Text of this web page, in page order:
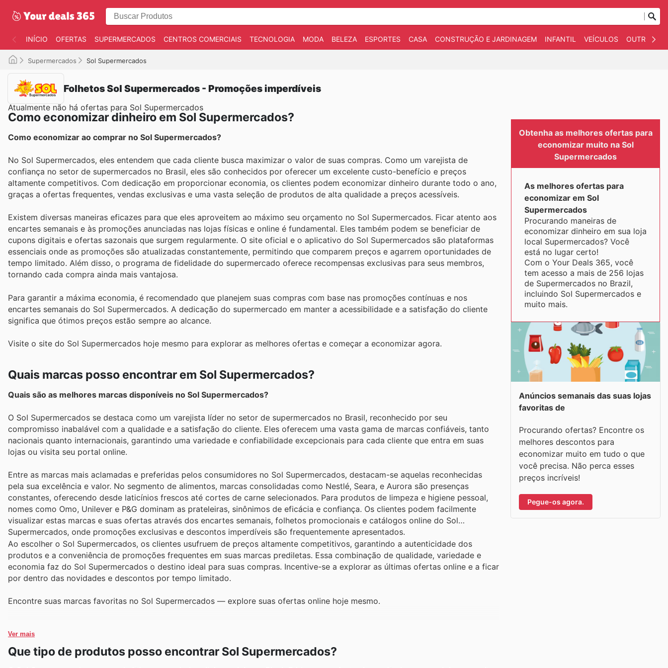
INÍCIO OFERTAS SUPERMERCADOS CENTROS COMERCIAIS TECNOLOGIA MODA BELEZA ESPORTES CASA CONSTRUÇÃO E JARDINAGEM INFANTIL VEÍCULOS OUTROS
Supermercados Sol Supermercados
Folhetos Sol Supermercados - Promoções imperdíveis
Atualmente não há ofertas para Sol Supermercados
Como economizar dinheiro em Sol Supermercados?
Como economizar ao comprar no Sol Supermercados?
No Sol Supermercados, eles entendem que cada cliente busca maximizar o valor de suas compras. Como um varejista de
confiança no setor de supermercados no Brasil, eles são conhecidos por oferecer um excelente custo-benefício e preços
altamente competitivos. Com dedicação em proporcionar economia, os clientes podem economizar dinheiro durante todo o ano,
graças a ofertas frequentes, vendas exclusivas e uma vasta seleção de produtos de alta qualidade a preços acessíveis.
Existem diversas maneiras eficazes para que eles aproveitem ao máximo seu orçamento no Sol Supermercados. Ficar atento aos
encartes semanais e às promoções anunciadas nas lojas físicas e online é fundamental. Eles também podem se beneficiar de
cupons digitais e ofertas sazonais que surgem regularmente. O site oficial e o aplicativo do Sol Supermercados são plataformas
essenciais onde as promoções são atualizadas constantemente, permitindo que comparem preços e agarrem oportunidades de
tempo limitado. Além disso, o programa de fidelidade do supermercado oferece recompensas exclusivas para seus membros,
tornando cada compra ainda mais vantajosa.
Para garantir a máxima economia, é recomendado que planejem suas compras com base nas promoções contínuas e nos
encartes semanais do Sol Supermercados. A dedicação do supermercado em manter a acessibilidade e a satisfação do cliente
significa que ótimos preços estão sempre ao alcance.
Visite o site do Sol Supermercados hoje mesmo para explorar as melhores ofertas e começar a economizar agora.
Quais marcas posso encontrar em Sol Supermercados?
Quais são as melhores marcas disponíveis no Sol Supermercados?
O Sol Supermercados se destaca como um varejista líder no setor de supermercados no Brasil, reconhecido por seu
compromisso inabalável com a qualidade e a satisfação do cliente. Eles oferecem uma vasta gama de marcas confiáveis, tanto
nacionais quanto internacionais, garantindo uma variedade e confiabilidade excepcionais para cada cliente que entra em suas
lojas ou visita seu portal online.
Entre as marcas mais aclamadas e preferidas pelos consumidores no Sol Supermercados, destacam-se aquelas reconhecidas
pela sua excelência e valor. No segmento de alimentos, marcas consolidadas como Nestlé, Seara, e Aurora são presenças
constantes, oferecendo desde laticínios frescos até cortes de carne selecionados. Para produtos de limpeza e higiene pessoal,
nomes como Omo, Unilever e P&G dominam as prateleiras, sinônimos de eficácia e confiança. Os clientes podem facilmente
visualizar estas marcas e suas ofertas através dos encartes semanais, folhetos promocionais e catálogos online do Sol
Supermercados, onde promoções exclusivas e descontos imperdíveis são frequentemente apresentados.
Ao escolher o Sol Supermercados, os clientes usufruem de preços altamente competitivos, garantindo a autenticidade dos
produtos e a conveniência de promoções frequentes em suas marcas prediletas. Essa combinação de qualidade, variedade e
economia faz do Sol Supermercados o destino ideal para suas compras. Incentive-se a explorar as últimas ofertas online e a ficar
por dentro das novidades e descontos por tempo limitado.
Encontre suas marcas favoritas no Sol Supermercados — explore suas ofertas online hoje mesmo.
Ver mais
Que tipo de produtos posso encontrar Sol Supermercados?
Obtenha as melhores ofertas para
economizar muito na Sol
Supermercados
As melhores ofertas para
economizar em Sol
Supermercados
Procurando maneiras de
economizar dinheiro em sua loja
local Supermercados? Você
está no lugar certo!
Com o Your Deals 365, você
tem acesso a mais de 256 lojas
de Supermercados no Brazil,
incluindo Sol Supermercados e
muito mais.
Anúncios semanais das suas lojas
favoritas de
Procurando ofertas? Encontre os
melhores descontos para
economizar muito em tudo o que
você precisa. Não perca esses
preços incríveis!
Pegue-os agora.